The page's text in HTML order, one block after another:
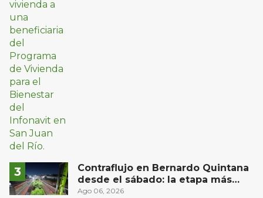
Contraflujo en Bernardo Quintana
desde el sábado: la etapa más
compleja del operativo vial
Ago 06, 2026